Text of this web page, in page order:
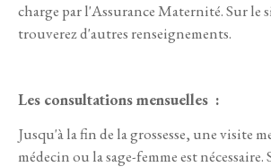
charge par l'Assurance Maternité. Sur le
trouverez d'autres renseignements.
Les consultations mensuelles :
Jusqu'à la fin de la grossesse, une visite
médecin ou la sage-femme est